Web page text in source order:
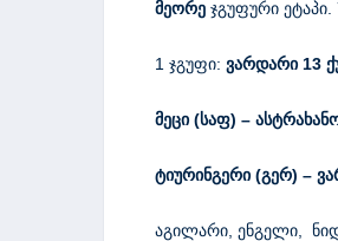
მეორე ჯგუფური
1 ჯგუფი: ვარდარი 13
მეცი (საფ) –
ტიურინგერი (გერ) –
აგილარი, ენგელი,